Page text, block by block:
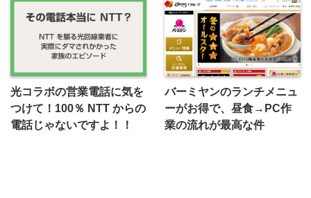
光コラボの営業電話に気を
つけて！100％ NTT からの
電話じゃないですよ！！
バーミヤンのランチメニュ
ーがお得で、昼食→PC作
業の流れが最高な件